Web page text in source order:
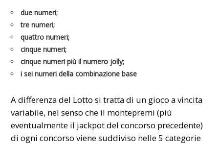
due numeri;
tre numeri;
quattro numeri;
cinque numeri;
cinque numeri più il numero jolly;
i sei numeri della combinazione base
A differenza del Lotto si tratta di un gioco a vincita
variabile, nel senso che il montepremi (più
eventualmente il jackpot del concorso precedente)
di ogni concorso viene suddiviso nelle 5 categorie